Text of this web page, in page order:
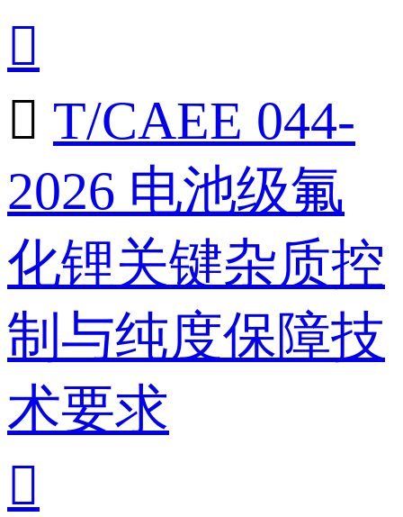

 T/CAEE 044-
2026 电池级氟
化锂关键杂质控
制与纯度保障技
术要求
